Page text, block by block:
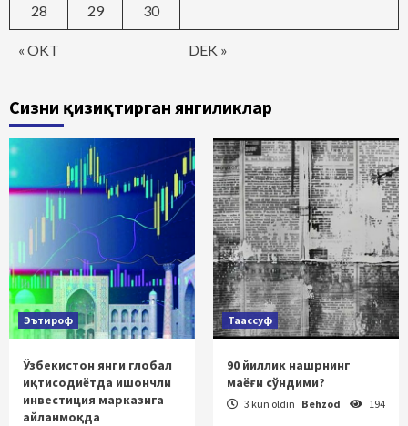
« OKT DEK »
28 29 30
Сизни қизиқтирган янгиликлар
Эътироф
Ўзбекистон янги глобал
иқтисодиётда ишончли
инвестиция марказига
айланмоқда
Таассуф
90 йиллик нашрнинг
маёғи сўндими?
3 kun oldin Behzod 194